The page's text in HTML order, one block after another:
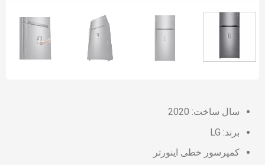
سال ساخت: 2020
برند: LG
کمپرسور خطی اینورتر